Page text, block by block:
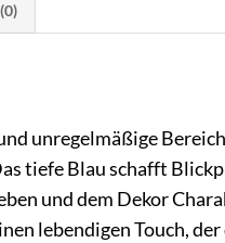
unregelmäßige
tiefe Blau schafft
und dem Dekor
lebendigen Touch,